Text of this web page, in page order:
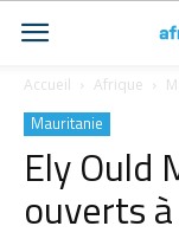
Accueil Afrique
Mauritanie
Ely Ould
ouverts